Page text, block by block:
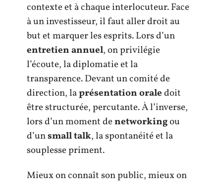
contexte et à chaque interlocuteur. Face
à un investisseur, il faut aller droit au
but et marquer les esprits. Lors d’un
entretien annuel, on privilégie
l’écoute, la diplomatie et la
transparence. Devant un comité de
direction, laprésentation oraledoit
être structurée, percutante. À l’inverse,
lors d’un moment denetworkingou
d’unsmall talk, la spontanéité et la
souplesse priment.
Mieux on connaît son public, mieux on